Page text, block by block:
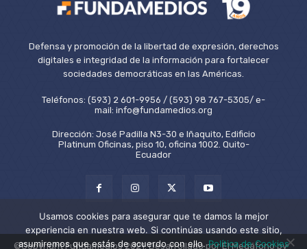
Defensa y promoción de la libertad de expresión, derechos
digitales e integridad de la información para fortalecer
sociedades democráticas en las Américas.
Teléfonos: (593) 2 601-9956 / (593) 98 767-5305/ e-
mail: info@fundamedios.org
Dirección: José Padilla N3-30 e Iñaquito, Edificio
Platinum Oficinas, piso 10, oficina 1002. Quito-
Ecuador
©Copyright Fundamedios 2021. Desarrollado por El Megáfono by
Usamos cookies para asegurar que te damos la mejor
experiencia en nuestra web. Si continúas usando este sitio,
asumiremos que estás de acuerdo con ello.Política de Cookies